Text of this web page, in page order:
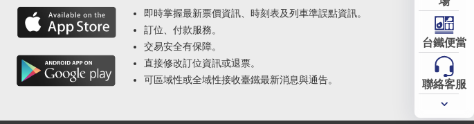
即時掌握最新票價資訊、時刻表及列車準誤點資訊。
訂位、付款服務。
交易安全有保障。
直接修改訂位資訊或退票。
可區域性或全域性接收臺鐵最新消息與通告。
台鐵便當
聯絡客服
常用